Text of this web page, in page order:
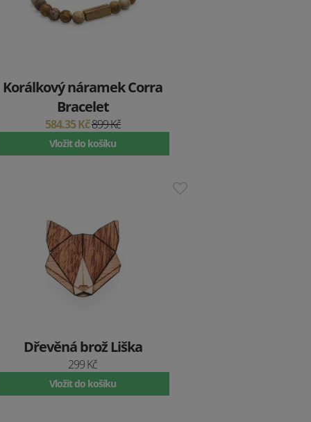
Korálkový náramek Corra
Bracelet
584.35 Kč899 Kč
Vložit do košíku
Dřevěná brož Liška
299 Kč
Vložit do košíku